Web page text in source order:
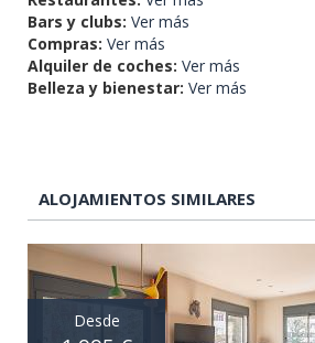
Bars y clubs: Ver más
Compras: Ver más
Alquiler de coches: Ver más
Belleza y bienestar: Ver más
ALOJAMIENTOS SIMILARES
Desde